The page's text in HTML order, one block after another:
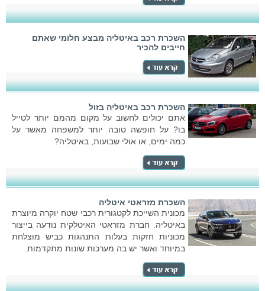
השכרת רכב באיטליה מבצע חלומי שאתם
חייבים להכיר
השכרת רכב באיטליה בזול
אתם יכולים לחשוב על מקום מהמם יותר לטייל
בו? על חופשה טובה יותר למשפחה מאשר על
כמה ימים, או אולי שבועות, באיטליה?
השכרת מזראטי איטליה
מכונית השייכת לקטגורית רכבי שטח יוקרה מיוצרת
באיטליה. חברת מזראטי האיטלקית נודעה בייצור
מכוניות חזקות בעלות התנהגות כביש מוצלחת
במיוחד ואשר יש בה מערכות שונות מתקדמות.